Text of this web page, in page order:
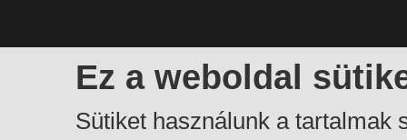
Ez a weboldal
Sütiket használunk a tartalmak